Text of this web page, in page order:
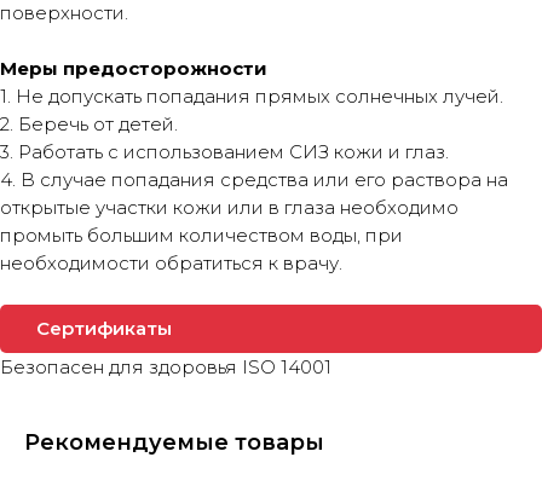
поверхности.
Меры предосторожности
1. Не допускать попадания прямых солнечных лучей.
2. Беречь от детей.
3. Работать с использованием СИЗ кожи и глаз.
4. В случае попадания средства или его раствора на
открытые участки кожи или в глаза необходимо
промыть большим количеством воды, при
необходимости обратиться к врачу.
Сертификаты
Безопасен для здоровья ISO 14001
Рекомендуемые товары